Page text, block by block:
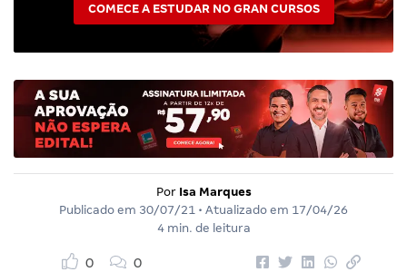
COMECE A ESTUDAR NO GRAN CURSOS
Por Isa Marques
Publicado em 30/07/21 • Atualizado em 17/04/26
4 min. de leitura
0 0